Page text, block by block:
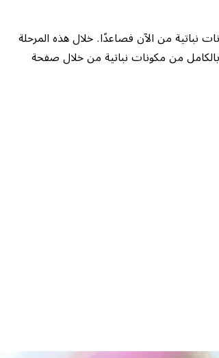
نباتية من الآن فصاعدًا. خلال هذه المرحلة
بالكامل من مكونات نباتية من خلال صفحة